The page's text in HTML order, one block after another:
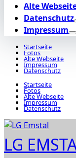
Alte
Datenschutz
Impressum
Startseite
Fotos
Alte Webseite
Impressum
Datenschutz
Startseite
Fotos
Alte Webseite
Impressum
Datenschutz
LG